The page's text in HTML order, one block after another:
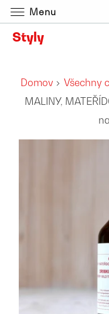
Styly
Domov Všechny
MALINY,
Menu